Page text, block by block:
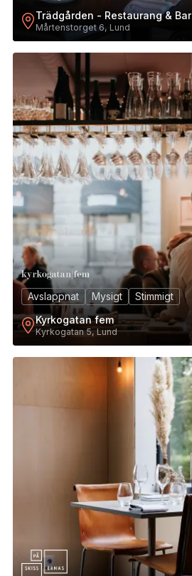
Trädgården - Restaurang & Bar
Mårtenstorget 6, Lund
Avslappnat Mysigt
Stimmigt
Kyrkogatan fem
Kyrkogatan 5, Lund